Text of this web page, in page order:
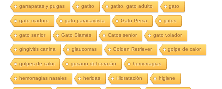
garrapatas y pulgas gatito gatito. gato adulto gato
gato maduro gato paracaidista Gato Persa gatos
gato senior Gato Siamés Gatos senior gato volador
gingivitis canina glaucomas Golden Retriever golpe de calor
golpes de calor gusano del corazón hemorragias
hemorragias nasales heridas Hidratación higiene